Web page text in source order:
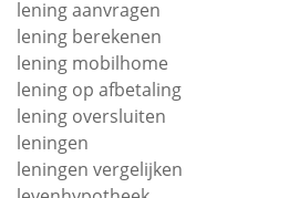
lening aanvragen
lening berekenen
lening mobilhome
lening op afbetaling
lening oversluiten
leningen
leningen vergelijken